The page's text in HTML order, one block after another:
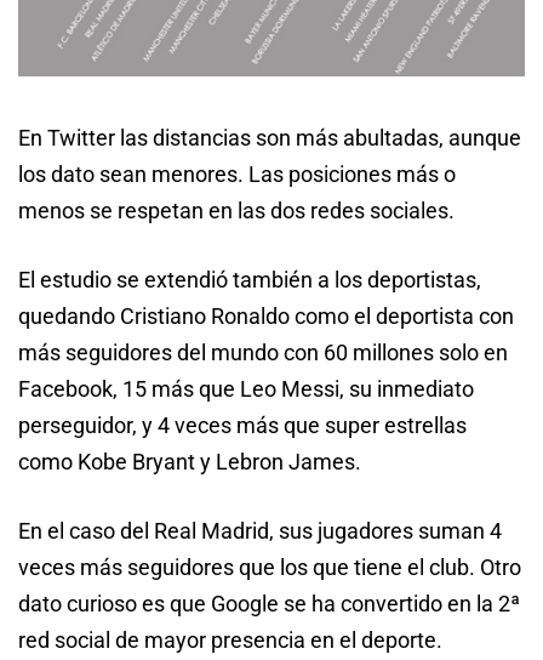
En Twitter las distancias son más abultadas, aunque
los dato sean menores. Las posiciones más o
menos se respetan en las dos redes sociales.
El estudio se extendió también a los deportistas,
quedando Cristiano Ronaldo como el deportista con
más seguidores del mundo con 60 millones solo en
Facebook, 15 más que Leo Messi, su inmediato
perseguidor, y 4 veces más que super estrellas
como Kobe Bryant y Lebron James.
En el caso del Real Madrid, sus jugadores suman 4
veces más seguidores que los que tiene el club. Otro
dato curioso es que Google se ha convertido en la 2ª
red social de mayor presencia en el deporte.